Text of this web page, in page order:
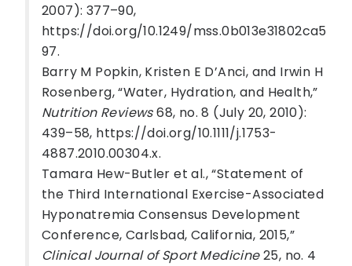
2007): 377–90,
https://doi.org/10.1249/mss.0b013e31802ca5
97.
Barry M Popkin, Kristen E D’Anci, and Irwin H
Rosenberg, “Water, Hydration, and Health,”
Nutrition Reviews68, no. 8 (July 20, 2010):
439–58, https://doi.org/10.1111/j.1753-
4887.2010.00304.x.
Tamara Hew-Butler et al., “Statement of
the Third International Exercise-Associated
Hyponatremia Consensus Development
Conference, Carlsbad, California, 2015,”
Clinical Journal of Sport Medicine25, no. 4